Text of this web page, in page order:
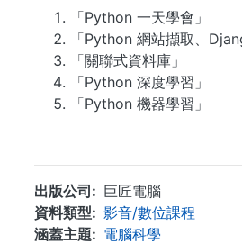
「Python 一天學會」
「Python 網站擷取、
「關聯式資料庫」
「Python 深度學習」
「Python 機器學習」
出版公司
巨匠電腦
資料類型
影音/數位課程
涵蓋主題
電腦科學